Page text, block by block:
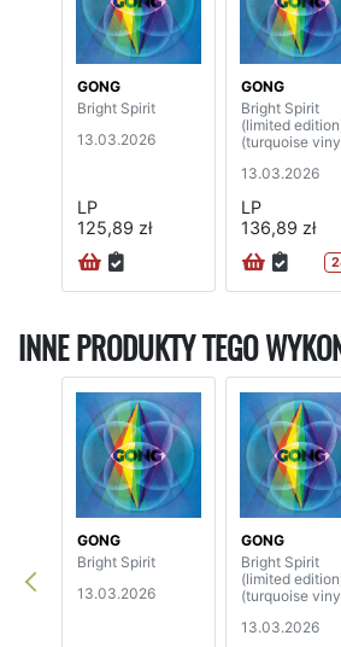
GONG
Bright Spirit
13.03.2026
LP
125,89 zł
GONG
Bright Spirit
(limited
(turquoise
13.03.2026
LP
136,89 zł
INNE PRODUKTY TEGO
GONG
Bright Spirit
13.03.2026
GONG
Bright Spirit
(limited
(turquoise
13.03.2026